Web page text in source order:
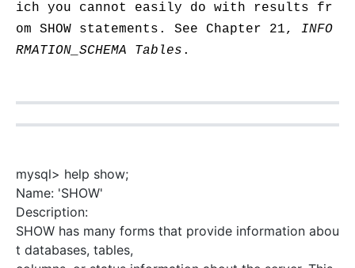
ich you cannot easily do with results fr
om SHOW statements. See Chapter 21, INFO
RMATION_SCHEMA Tables .
mysql> help show;
Name: 'SHOW'
Description:
SHOW has many forms that provide information abou
t databases, tables,